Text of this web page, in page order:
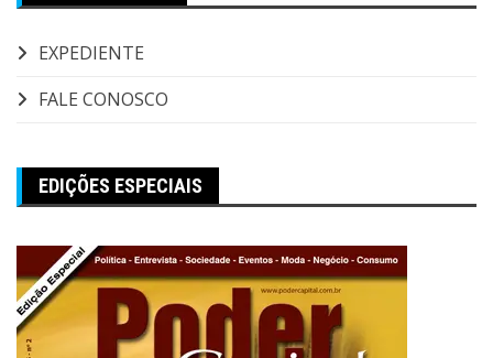
EXPEDIENTE
FALE CONOSCO
EDIÇÕES ESPECIAIS